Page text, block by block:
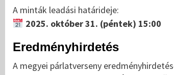
A minták leadási határideje:
2025. október 31. (péntek) 15:00
Eredményhirdetés
A megyei párlatverseny